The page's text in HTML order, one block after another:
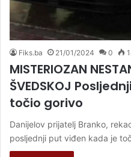
Fiks.ba 21/01/2024 0
MISTERIOZAN
ŠVEDSKOJ
točio gorivo
Danijelov prijatelj Branko,
posljednji put viđen kada je